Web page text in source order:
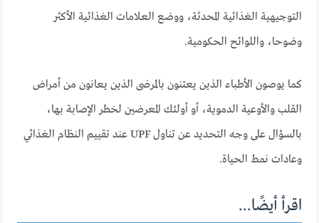
التوجيهية الغذائية المحدثة، ووضع العلامات الغذائية الأكثر
وضوحا، واللوائح الحكومية.
كما يوصون الأطباء الذين يعتنون بالمرضى الذين يعانون من أمراض
القلب والأوعية الدموية، أو أولئك المعرضين لخطر الإصابة بها،
بالسؤال على وجه التحديد عن تناول UPF عند تقييم النظام الغذائي
وعادات نمط الحياة.
اقرأ أيضًا...